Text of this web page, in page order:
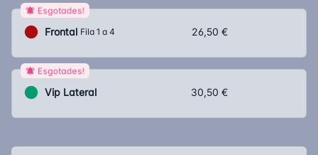
Frontal Fila 1 a 4 26,50 €
Esgotades!
Vip Lateral 30,50 €
Esgotades!